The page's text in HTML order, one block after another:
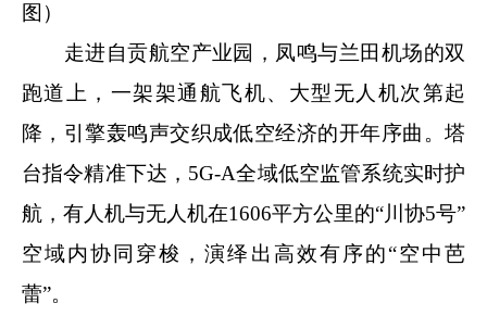
图）
走进自贡航空产业园，凤鸣与兰田机场的双
跑道上，一架架通航飞机、大型无人机次第起
降，引擎轰鸣声交织成低空经济的开年序曲。塔
台指令精准下达，5G-A全域低空监管系统实时护
航，有人机与无人机在1606平方公里的“川协5号”
空域内协同穿梭，演绎出高效有序的“空中芭
蕾”。